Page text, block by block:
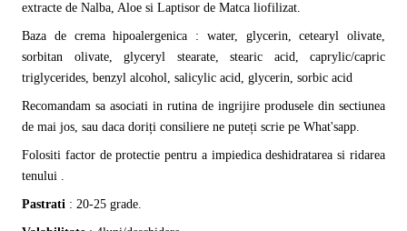
extracte de Nalba, Aloe si Laptisor de Matca liofilizat.
Baza de crema hipoalergenica : water, glycerin,cetearyl olivate,
sorbitan olivate, glyceryl stearate, stearic acid, caprylic/capric
triglycerides, benzyl alcohol, salicylic acid, glycerin, sorbic acid
Recomandam sa asociati in rutina de ingrijire produsele din sectiunea
de mai jos, sau daca doriți consiliere ne puteți scrie pe What'sapp.
Folositi factor de protectie pentru a impiedica deshidratarea si ridarea
tenului .
Pastrati : 20-25 grade.